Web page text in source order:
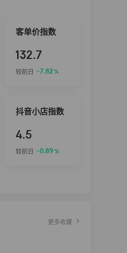
客单价指数
132.7
较前日 -7.82%
抖音小店指数
4.5
较前日 -0.89 %
更多收藏